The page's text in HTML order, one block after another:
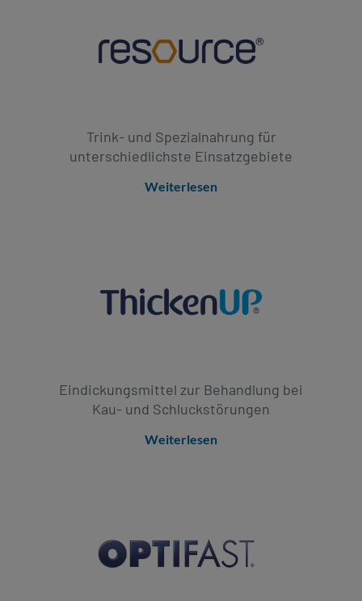
Trink- und Spezialnahrung für
unterschiedlichste Einsatzgebiete
Weiterlesen
Eindickungsmittel zur Behandlung bei
Kau- und Schluckstörungen
Weiterlesen